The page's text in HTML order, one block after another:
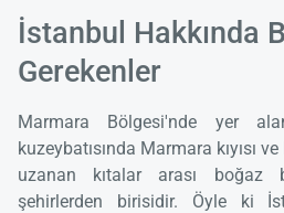
İstanbul Hakkında
Gerekenler
Marmara Bölgesi'nde yer
kuzeybatısında Marmara kıyısı
uzanan kıtalar arası boğaz
şehirlerden birisidir. Öyle ki